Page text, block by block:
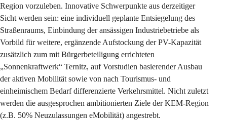
Region vorzuleben. Innovative Schwerpunkte aus derzeitiger
Sicht werden sein: eine individuell geplante Entsiegelung des
Straßenraums, Einbindung der ansässigen Industriebetriebe als
Vorbild für weitere, ergänzende Aufstockung der PV-Kapazität
zusätzlich zum mit Bürgerbeteiligung errichteten
„Sonnenkraftwerk“ Ternitz, auf Vorstudien basierender Ausbau
der aktiven Mobilität sowie von nach Tourismus- und
einheimischem Bedarf differenzierte Verkehrsmittel. Nicht zuletzt
werden die ausgesprochen ambitionierten Ziele der KEM-Region
(z.B. 50% Neuzulassungen eMobilität) angestrebt.